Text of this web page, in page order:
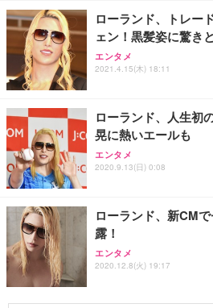
ローランド、トレー
ェン！黒髪姿に驚き
エンタメ
2021.4.15(木) 18:11
ローランド、人生初
晃に熱いエールも
エンタメ
2020.9.13(日) 0:08
ローランド、新CM
露！
エンタメ
2020.12.8(火) 19:17